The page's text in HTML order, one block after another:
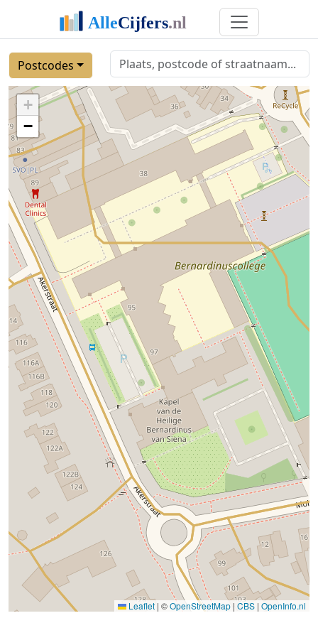
Postcodes
+
−
Leaflet | ©OpenStreetMap | CBS | OpenInfo.nl